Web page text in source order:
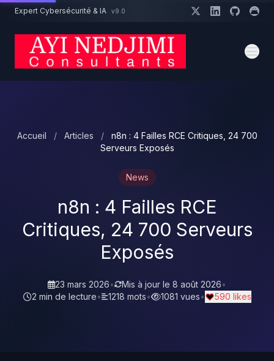
Aller au contenu principal
Expert Cybersécurité & IA v9.0
Accueil / Articles /
n8n : 4 Failles RCE Critiques, 24 700
Serveurs Exposés
News
n8n : 4 Failles RCE
Critiques, 24 700 Serveurs
Exposés
23 mars 2026• Mis à jour le 8 août 2026•
2 min de lecture• 1218 mots• 1081 vues• 590 likes
Un projet cybersécurité ?